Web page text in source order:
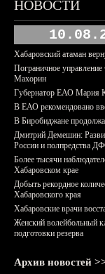
НОВОСТИ
Хабаровский атаман
Пограничное
Махорин
Губернатор ЕАО Мария
В ЕАО рекомендовано
В Биробиджане
Дмитрий Демешин:
России и полпредства
Более тысячи
Хабаровском крае
Добыть рекордное
Хабаровского края
Хабаровские врачи
Женский волейбольный
подготовки резерва
Архив новостей